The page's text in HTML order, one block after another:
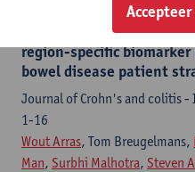
The intestinal mucin
region-specific
bowel disease patient
Journal of Crohn's and colitis
1-16
Wout Arras, Tom Breugelmans,
Man, Surbhi Malhotra, Steven